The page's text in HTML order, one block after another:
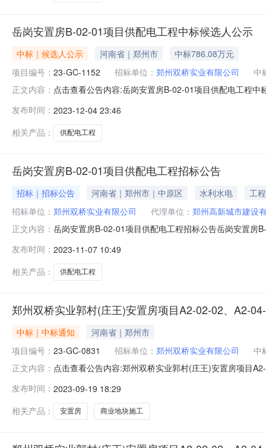
岳岗安置房B-02-01项目供配电工程中标候选人公示
中标｜候选人公示 河南省｜郑州市
中标786.08万元
项目编号： 23-GC-1152 招标单位： 郑州双桥实业有限公司
中
正文内容： 点击查看公告内容:岳岗安置房B-02-01项目供配电工程
元，质量：/，工期/交货期/服务期：60天；中标候选人
发布时间： 2023-12-04 23:46
相关产品：
供配电工程
岳岗安置房B-02-01项目供配电工程招标公告
招标｜招标公告 河南省｜郑州市｜中原区 水利水电
工程
招标单位： 郑州双桥实业有限公司 代理单位： 郑州高新城市建设
正文内容： 岳岗安置房B-02-01项目供配电工程招标公告岳岗安置房
况与招标范围2.1项目名称：岳岗安置房B-02-01项目供
发布时间： 2023-11-07 10:49
相关产品：
供配电工程
郑州双桥实业郭村(庄王)安置房项目A2-02-02、A2-
中标｜中标通知
河南省｜郑州市
项目编号： 23-GC-0831 招标单位： 郑州双桥实业有限公司
中
正文内容： 点击查看公告内容:郑州双桥实业郭村(庄王)安置房项目
编号：23-GC-0831）一、中标人信息：标段(包)[001]郑
发布时间： 2023-09-19 18:29
相关产品：
安置房 商业地块施工